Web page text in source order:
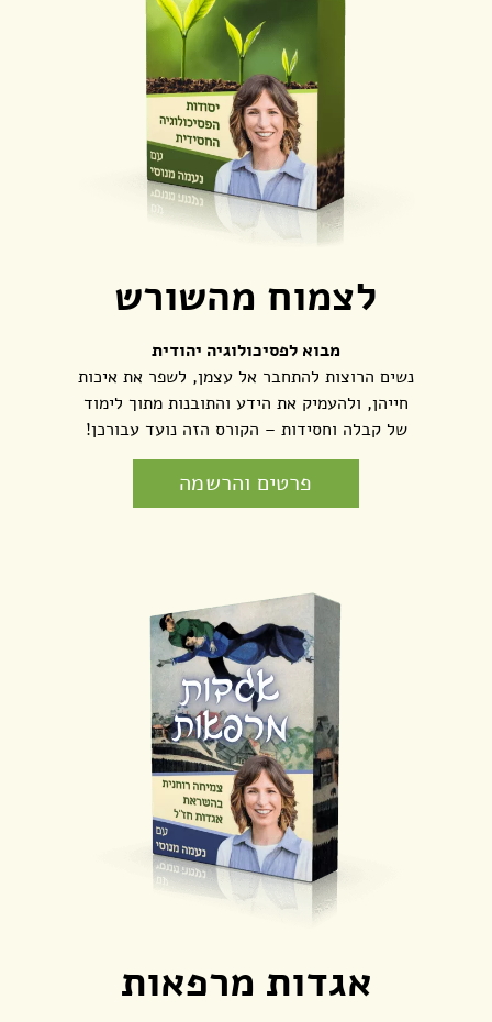
לצמוח מהשורש
מבוא לפסיכולוגיה יהודית
נשים הרוצות להתחבר אל עצמן, לשפר את איכות
חייהן, ולהעמיק את הידע והתובנות מתוך לימוד
של קבלה וחסידות – הקורס הזה נועד עבורכן!
פרטים והרשמה
אגדות מרפאות